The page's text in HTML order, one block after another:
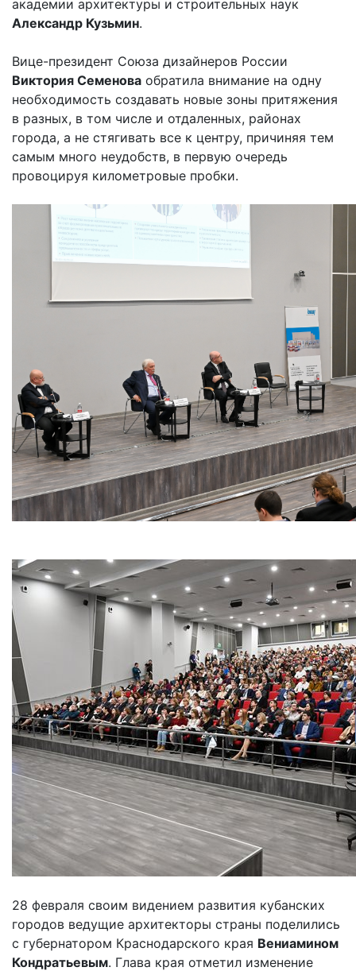
академии архитектуры и строительных наук
Александр Кузьмин.
Вице-президент Союза дизайнеров России
Виктория Семенова обратила внимание на одну
необходимость создавать новые зоны притяжения
в разных, в том числе и отдаленных, районах
города, а не стягивать все к центру, причиняя тем
самым много неудобств, в первую очередь
провоцируя километровые пробки.
28 февраля своим видением развития кубанских
городов ведущие архитекторы страны поделились
с губернатором Краснодарского края Вениамином
Кондратьевым. Глава края отметил изменение